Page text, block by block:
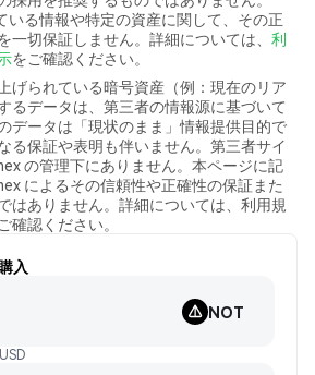
いる情報や特定の資産に関して、その正
一切保証しません。詳細については、 利
をご確認ください。
げられている暗号資産（例：現在のリア
るデータは、第三者の情報源に基づいて
データは「現状のまま」情報提供目的で
る保証や表明も伴いません。第三者サイ
の管理下にありません。本ページに記
によるその信頼性や正確性の保証また
はありません。詳細については、利用規
確認ください。
入
NOT